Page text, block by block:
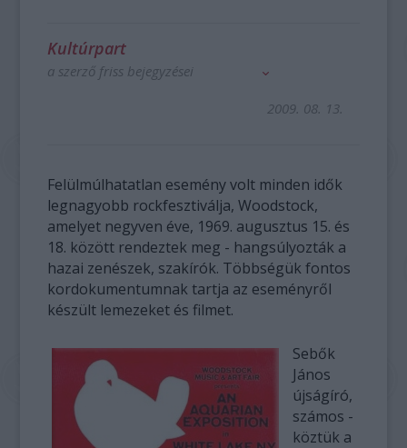
Kultúrpart
a szerző friss bejegyzései
2009. 08. 13.
Felülmúlhatatlan esemény volt minden idők
legnagyobb rockfesztiválja, Woodstock,
amelyet negyven éve, 1969. augusztus 15. és
18. között rendeztek meg - hangsúlyozták a
hazai zenészek, szakírók. Többségük fontos
kordokumentumnak tartja az eseményről
készült lemezeket és filmet.
Sebők
János
újságíró,
számos -
köztük a